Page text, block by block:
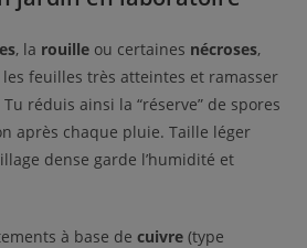
, la rouille ou certaines nécroses,
feuilles très atteintes et ramasser
réduis ainsi la “réserve” de spores
après chaque pluie. Taille léger
dense garde l’humidité et
à base decuivre (type